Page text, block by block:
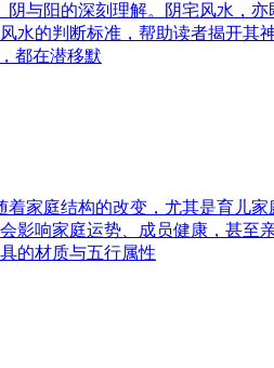
与阳的深刻理解。阴宅风水，
水的判断标准，帮助读者揭开其
都在潜移默
家庭结构的改变，尤其是育儿
响家庭运势、成员健康，甚至
的材质与五行属性